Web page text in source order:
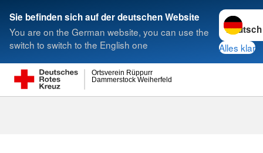
Sie befinden sich auf der deutschen Website
You are on the German website, you can use the
switch to switch to the English one
Sprache
Alles klar
Dammerstock Weiherfeld
Ortsverein Rüppurr
Suche